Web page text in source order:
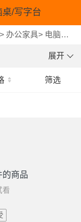
/写字台
> 办公家具> 电脑桌/写字台
展开
筛选
的商品
看